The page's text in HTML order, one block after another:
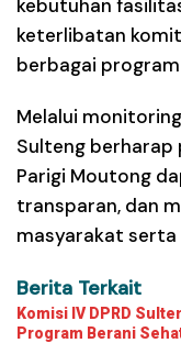
kebutuhan
keterlibatan
berbagai
Melalui
Sulteng berharap
Parigi Moutong
transparan, dan
masyarakat
Berita Terkait
Komisi IV DPRD
Program Berani